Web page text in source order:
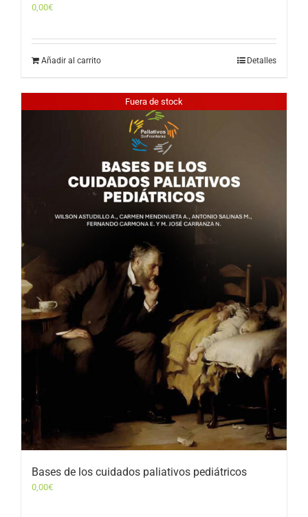
0,00€
Añadir al carrito Detalles
Fuera de stock
Bases de los cuidados paliativos pediátricos
0,00€